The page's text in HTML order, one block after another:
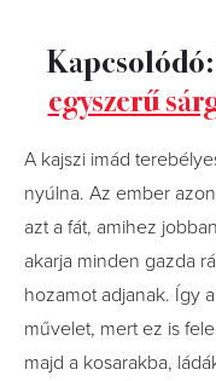
egyszerű
A kajszi imád
nyúlna. Az ember
azt a fát, amihez
akarja minden gazda
hozamot adjanak. Így
művelet, mert ez is
majd a kosarakba,